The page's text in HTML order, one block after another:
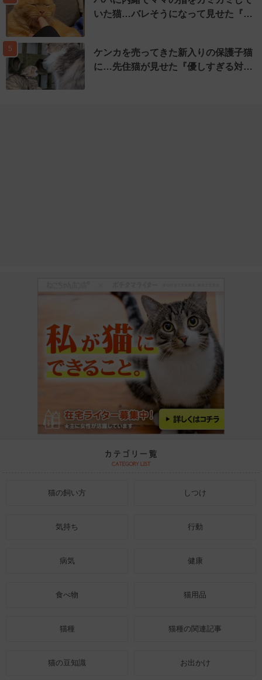
いた猫…バレそうになって見せた『…
5
ケンカを売ってきた新入りの保護子猫
に…先住猫が見せた『優しすぎる対…
猫の飼い方 しつけ
気持ち 行動
病気 健康
食べ物 猫用品
猫種 猫種の関連記事
猫の豆知識 お出かけ